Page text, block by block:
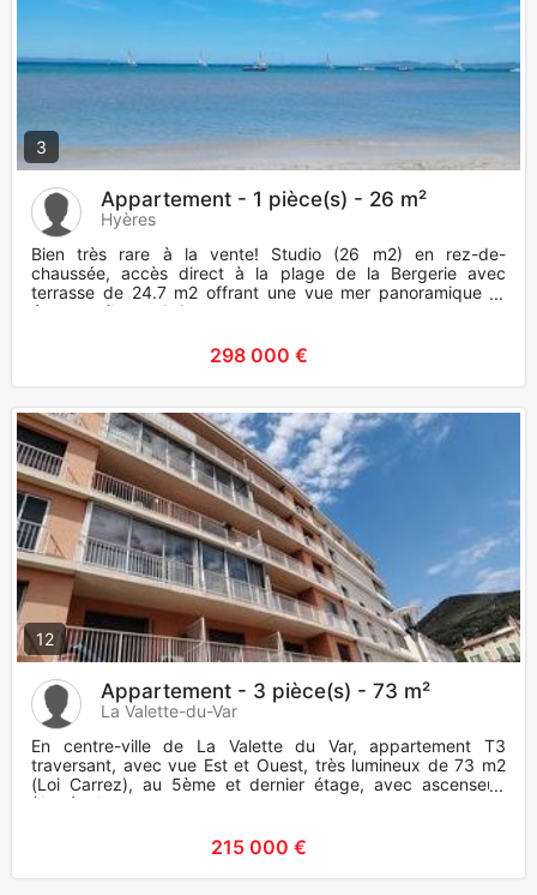
3
Appartement - 1 pièce(s) - 26 m²
Hyères
Bien très rare à la vente! Studio (26 m2) en rez-de-
chaussée, accès direct à la plage de la Bergerie avec
terrasse de 24.7 m2 offrant une vue mer panoramique et
époustouflante. Cui
298 000 €
12
Appartement - 3 pièce(s) - 73 m²
La Valette-du-Var
En centre-ville de La Valette du Var, appartement T3
traversant, avec vue Est et Ouest, très lumineux de 73 m2
(Loi Carrez), au 5ème et dernier étage, avec ascenseur.
(Année de con
215 000 €